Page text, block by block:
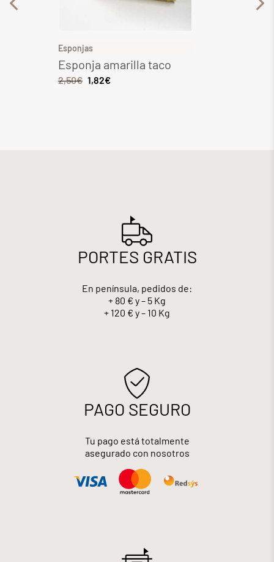
Esponjas
Esponja amarilla taco
2,50€ 1,82€
PORTES GRATIS
En península, pedidos de:
+ 80 € y – 5 Kg
+ 120 € y – 10 Kg
PAGO SEGURO
Tu pago está totalmente
asegurado con nosotros